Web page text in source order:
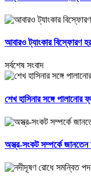
আবারও ট্যাংকার বিস্ফোরণ
সর্বশেষ সংবাদ
শেখ হাসিনার সঙ্গে পালানোর
অস্ত্র-সংকট সম্পর্কে জানতেন